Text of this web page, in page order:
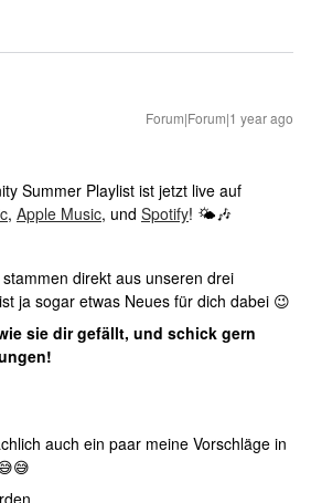
Forum|Forum|1 year ago
Summer Playlist ist jetzt live auf
, Apple Music, und Spotify! 🌤🎶
direkt aus unseren drei
ja sogar etwas Neues für dich dabei 😉
sie dir gefällt, und schick gern
auch ein paar meine Vorschläge in